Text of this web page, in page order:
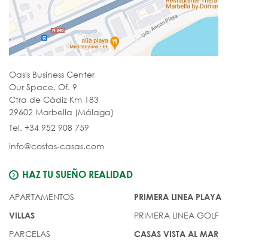
Oasis Business Center
Our Space, Of. 9
Ctra de Cádiz Km 183
29602 Marbella (Málaga)
Tel. +34 952 908 759
info@costas-casas.com
HAZ TU SUEÑO REALIDAD
APARTAMENTOS
VILLAS
PARCELAS
PRIMERA LINEA PLAYA
PRIMERA LINEA GOLF
CASAS VISTA AL MAR